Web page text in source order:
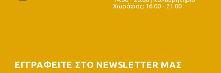
Χωράφας: 16.00 - 21.00
ΕΓΓΡΑΦΕΙΤΕ ΣΤΟ NEWSLETTER ΜΑΣ